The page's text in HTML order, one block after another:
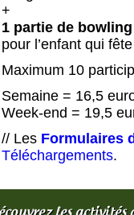
+
1 partie de
pour l’enfant qui
Maximum 10
Semaine = 16,5
Week-end = 19,5
// Les Formulaires
Téléchargements.